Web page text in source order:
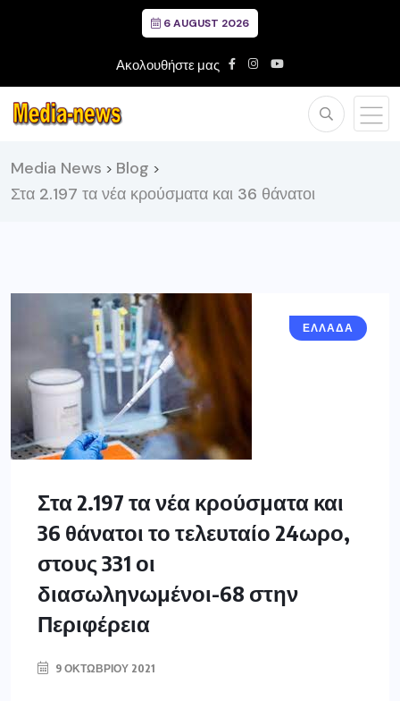
6 AUGUST 2026
Ακολουθήστε μας
Media News > Blog >
Στα 2.197 τα νέα κρούσματα και 36 θάνατοι
ΕΛΛΑΔΑ
Στα 2.197 τα νέα κρούσματα και
36 θάνατοι το τελευταίο 24ωρο,
στους 331 οι
διασωληνωμένοι-68 στην
Περιφέρεια
9 ΟΚΤΩΒΡΊΟΥ 2021